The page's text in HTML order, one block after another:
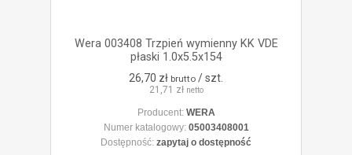
Wera 003408 Trzpień wymienny KK VDE
płaski 1.0x5.5x154
26,70 zł brutto / szt.
21,71 zł netto
Producent: WERA
Numer katalogowy: 05003408001
Dostępność: zapytaj o dostępność